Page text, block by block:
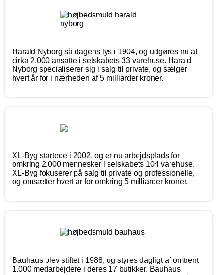
Harald Nyborg så dagens lys i 1904, og udgøres nu af
cirka 2.000 ansatte i selskabets 33 varehuse. Harald
Nyborg specialiserer sig i salg til private, og sælger
hvert år for i nærheden af 5 milliarder kroner.
XL-Byg startede i 2002, og er nu arbejdsplads for
omkring 2.000 mennesker i selskabets 104 varehuse.
XL-Byg fokuserer på salg til private og professionelle,
og omsætter hvert år for omkring 5 milliarder kroner.
Bauhaus blev stiftet i 1988, og styres dagligt af omtrent
1.000 medarbejdere i deres 17 butikker. Bauhaus